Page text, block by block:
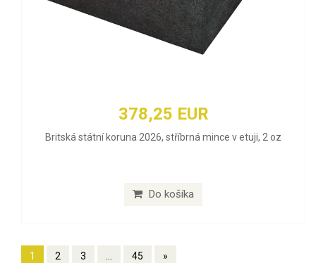
378,25 EUR
Britská státní koruna 2026, stříbrná mince v etuji, 2 oz
Do košíka
1 2 3 ... 45 »